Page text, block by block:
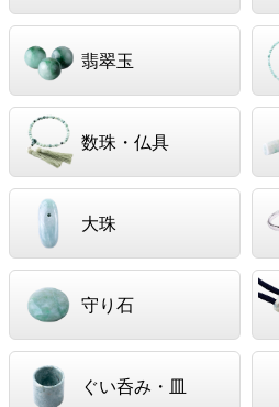
翡翠玉
数珠・仏具
大珠
守り石
ぐい呑み・皿